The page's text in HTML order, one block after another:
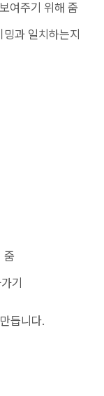
여주기 위해 줌
과 일치하는지
줌
기
듭니다.